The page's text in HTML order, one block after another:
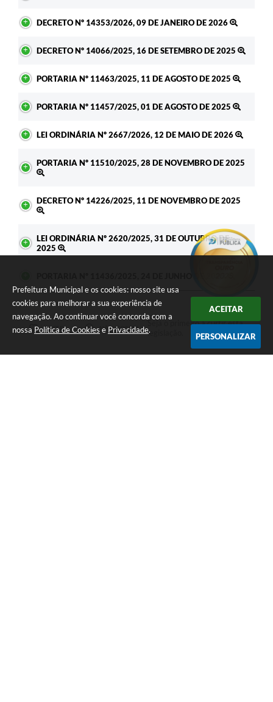
Prefeitura Municipal e os cookies: nosso site usa
cookies para melhorar a sua experiência de
navegação. Ao continuar você concorda com a
nossa Política de Cookies e Privacidade.
ACEITAR
PERSONALIZAR
DECRETO Nº 14353/2026, 09 DE JANEIRO DE 2026
DECRETO Nº 14066/2025, 16 DE SETEMBRO DE 2025
PORTARIA Nº 11463/2025, 11 DE AGOSTO DE 2025
PORTARIA Nº 11457/2025, 01 DE AGOSTO DE 2025
LEI ORDINÁRIA Nº 2667/2026, 12 DE MAIO DE 2026
PORTARIA Nº 11510/2025, 28 DE NOVEMBRO DE 2025
DECRETO Nº 14226/2025, 11 DE NOVEMBRO DE 2025
LEI ORDINÁRIA Nº 2620/2025, 31 DE OUTUBRO DE
2025
GOSTEI NÃO GOSTEI
Seja o primeiro a curtir esta
legislação.